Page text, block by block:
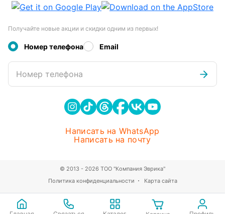
Получайте новые акции и скидки одним из первых!
Номер телефона Email
Номер телефона
Написать на WhatsApp
Написать на почту
Политика конфиденциальности Карта сайта
© 2013 - 2026 ТОО "Компания Эврика"